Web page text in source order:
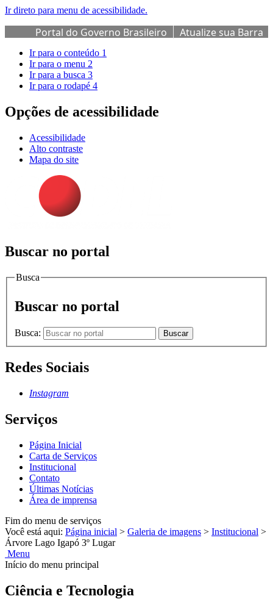
Ir direto para menu de acessibilidade.
Portal do Governo Brasileiro
Atualize sua Barra
de Governo
Ir para o conteúdo 1
Ir para o menu 2
Ir para a busca 3
Ir para o rodapé 4
Opções de acessibilidade
Acessibilidade
Alto contraste
Mapa do site
Buscar no portal
Busca
Buscar no portal
Busca: Buscar
Redes Sociais
Instagram
Serviços
Página Inicial
Carta de Serviços
Institucional
Contato
Últimas Notícias
Área de imprensa
Fim do menu de serviços
Você está aqui: Página inicial > Galeria de imagens > Institucional >
Árvore Lago Igapó 3º Lugar
Menu
Início do menu principal
Ciência e Tecnologia